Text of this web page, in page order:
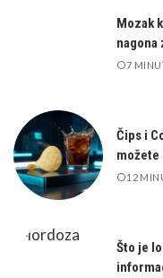
Mozak
nagona
7
Čips i
možete
12
Što je